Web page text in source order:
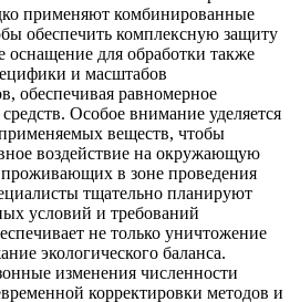
применяют комбинированные
обеспечить комплексную защиту
оснащение для обработки также
и масштабов
обеспечивая равномерное
Особое внимание уделяется
веществ, чтобы
воздействие на окружающую
проживающих в зоне проведения
тщательно планируют
условий и требований
не только уничтожение
экологического баланса.
изменения численности
корректировки методов и